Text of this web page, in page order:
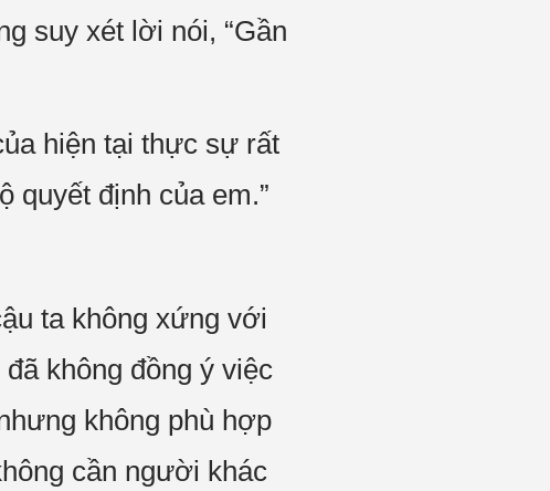
suy xét lời nói, “Gần
hiện tại thực sự rất
quyết định của em.”
ta không xứng với
không đồng ý việc
không phù hợp
cần người khác